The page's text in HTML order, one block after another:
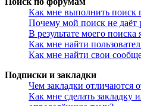
Как мне выполнить поиск
Почему мой поиск не даёт
В результате моего
Как мне найти
Как мне найти свои
Подписки и закладки
Чем закладки отличаются
Как мне сделать закладку